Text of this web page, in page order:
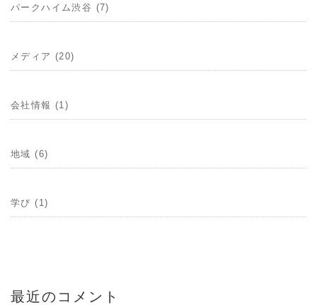
パークハイム渋谷 (7)
メディア (20)
会社情報 (1)
地域 (6)
学び (1)
最近のコメント